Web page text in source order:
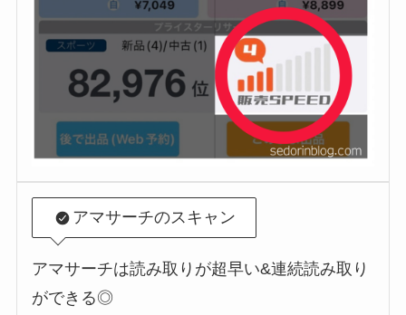
アマサーチのスキャン
アマサーチは読み取りが超早い&連続読み取り
ができる◎